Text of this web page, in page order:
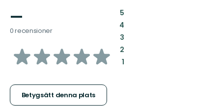
—
0 recensioner
av
stjärnor
Betygsätt denna plats
5:
4:
3:
2:
1: